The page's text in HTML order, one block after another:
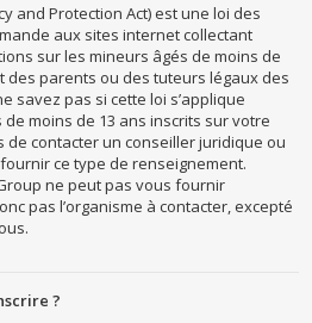
and Protection Act) est une loi des
aux sites internet collectant
sur les mineurs âgés de moins de
des parents ou des tuteurs légaux des
savez pas si cette loi s’applique
moins de 13 ans inscrits sur votre
contacter un conseiller juridique ou
ce type de renseignement.
ne peut pas vous fournir
pas l’organisme à contacter, excepté
?